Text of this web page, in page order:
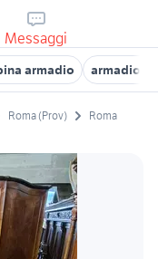
Messaggi
armadio armadio
Roma (Prov) Roma